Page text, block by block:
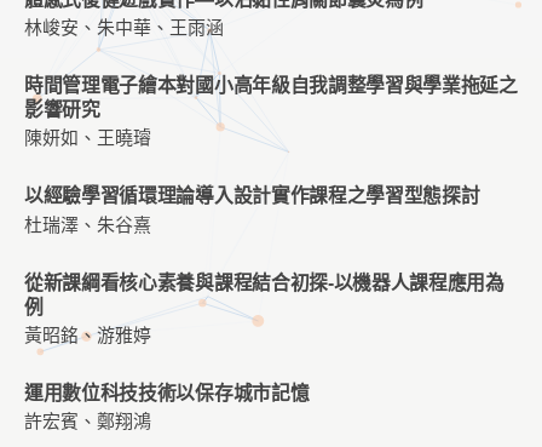
林峻安、朱中華、王雨涵
時間管理電子繪本對國小高年級自我調整學習與學業拖延之
影響研究
陳妍如、王曉璿
以經驗學習循環理論導入設計實作課程之學習型態探討
杜瑞澤、朱谷熹
從新課綱看核心素養與課程結合初探-以機器人課程應用為
例
黃昭銘、游雅婷
運用數位科技技術以保存城市記憶
許宏賓、鄭翔鴻